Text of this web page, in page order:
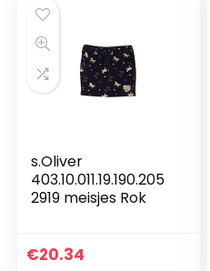
s.Oliver
403.10.011.19.190.205
2919 meisjes Rok
€20.34